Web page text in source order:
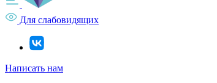
Для слабовидящих
Написать нам